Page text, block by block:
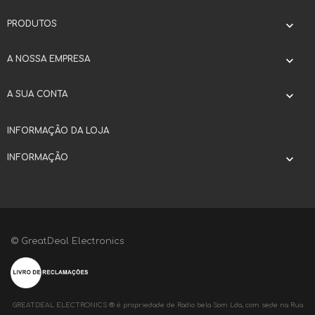
PRODUTOS 
A NOSSA EMPRESA 
A SUA CONTA 
INFORMAÇÃO DA LOJA
INFORMAÇÃO 
© GreatDeal Electronics
GREATDEAL ELECTRONICS ® é propriedade de Radio bela Som Lda, com sede na Rua